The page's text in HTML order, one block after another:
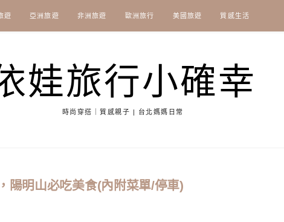
遊 亞洲旅遊 非洲旅遊 歐洲旅行 美國旅遊 質感生活
娃旅行小確幸
時尚穿搭｜質感親子 | 台北媽媽日常
陽明山必吃美食(內附菜單/停車)